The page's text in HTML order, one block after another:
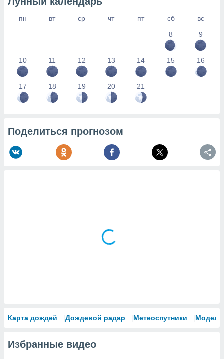
пн вт ср чт пт сб
вс
8
9
10 11 12 13 14 15 16
17 18 19 20 21
Поделиться прогнозом
Карта дождей Дождевой радар Метеоспутники Модели
Избранные видео